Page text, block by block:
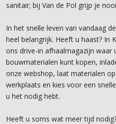
sanitair; bij Van de Pol grijp je
In het snelle leven van vandaag
heel belangrijk. Heeft u haast?
ons drive-in afhaalmagazijn waar
bouwmaterialen kunt kopen,
onze webshop, laat materialen
werkplaats en kies voor een
u het nodig hebt.
Heeft u soms wat meer tijd